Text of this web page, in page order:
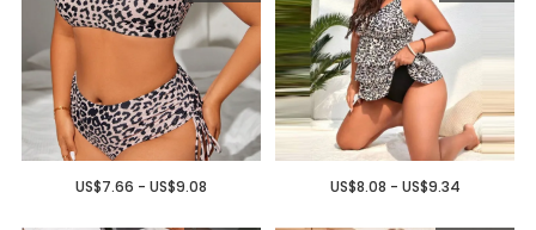
US$8.08 - US$9.34
US$7.66 - US$9.08